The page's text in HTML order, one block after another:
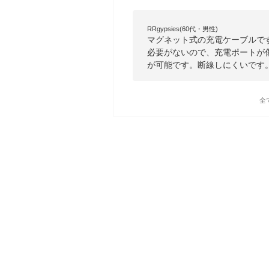
RRgypsies(60代・男性)
マグネット式の充電ケーブル
必要がないので、充電ポート
が可能です。断線しにくいです
全